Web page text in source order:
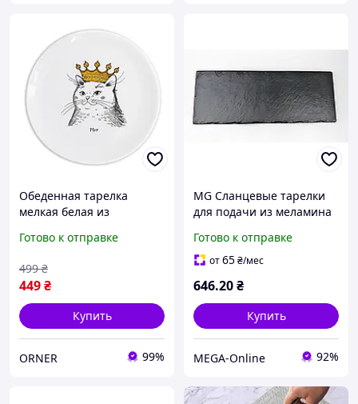
Обеденная тарелка
мелкая белая из
рисунком круглая «Кошка
дома
Готово к отправке
449₴
499 ₴
Купить
ORNER 99%
MG Сланцевые тарелки
для подачи из меламина
ГЕТА доски для суши
Доска для суши
Готово к отправке
от65₴/мес
646.20₴
Купить
MEGA-Online 92%